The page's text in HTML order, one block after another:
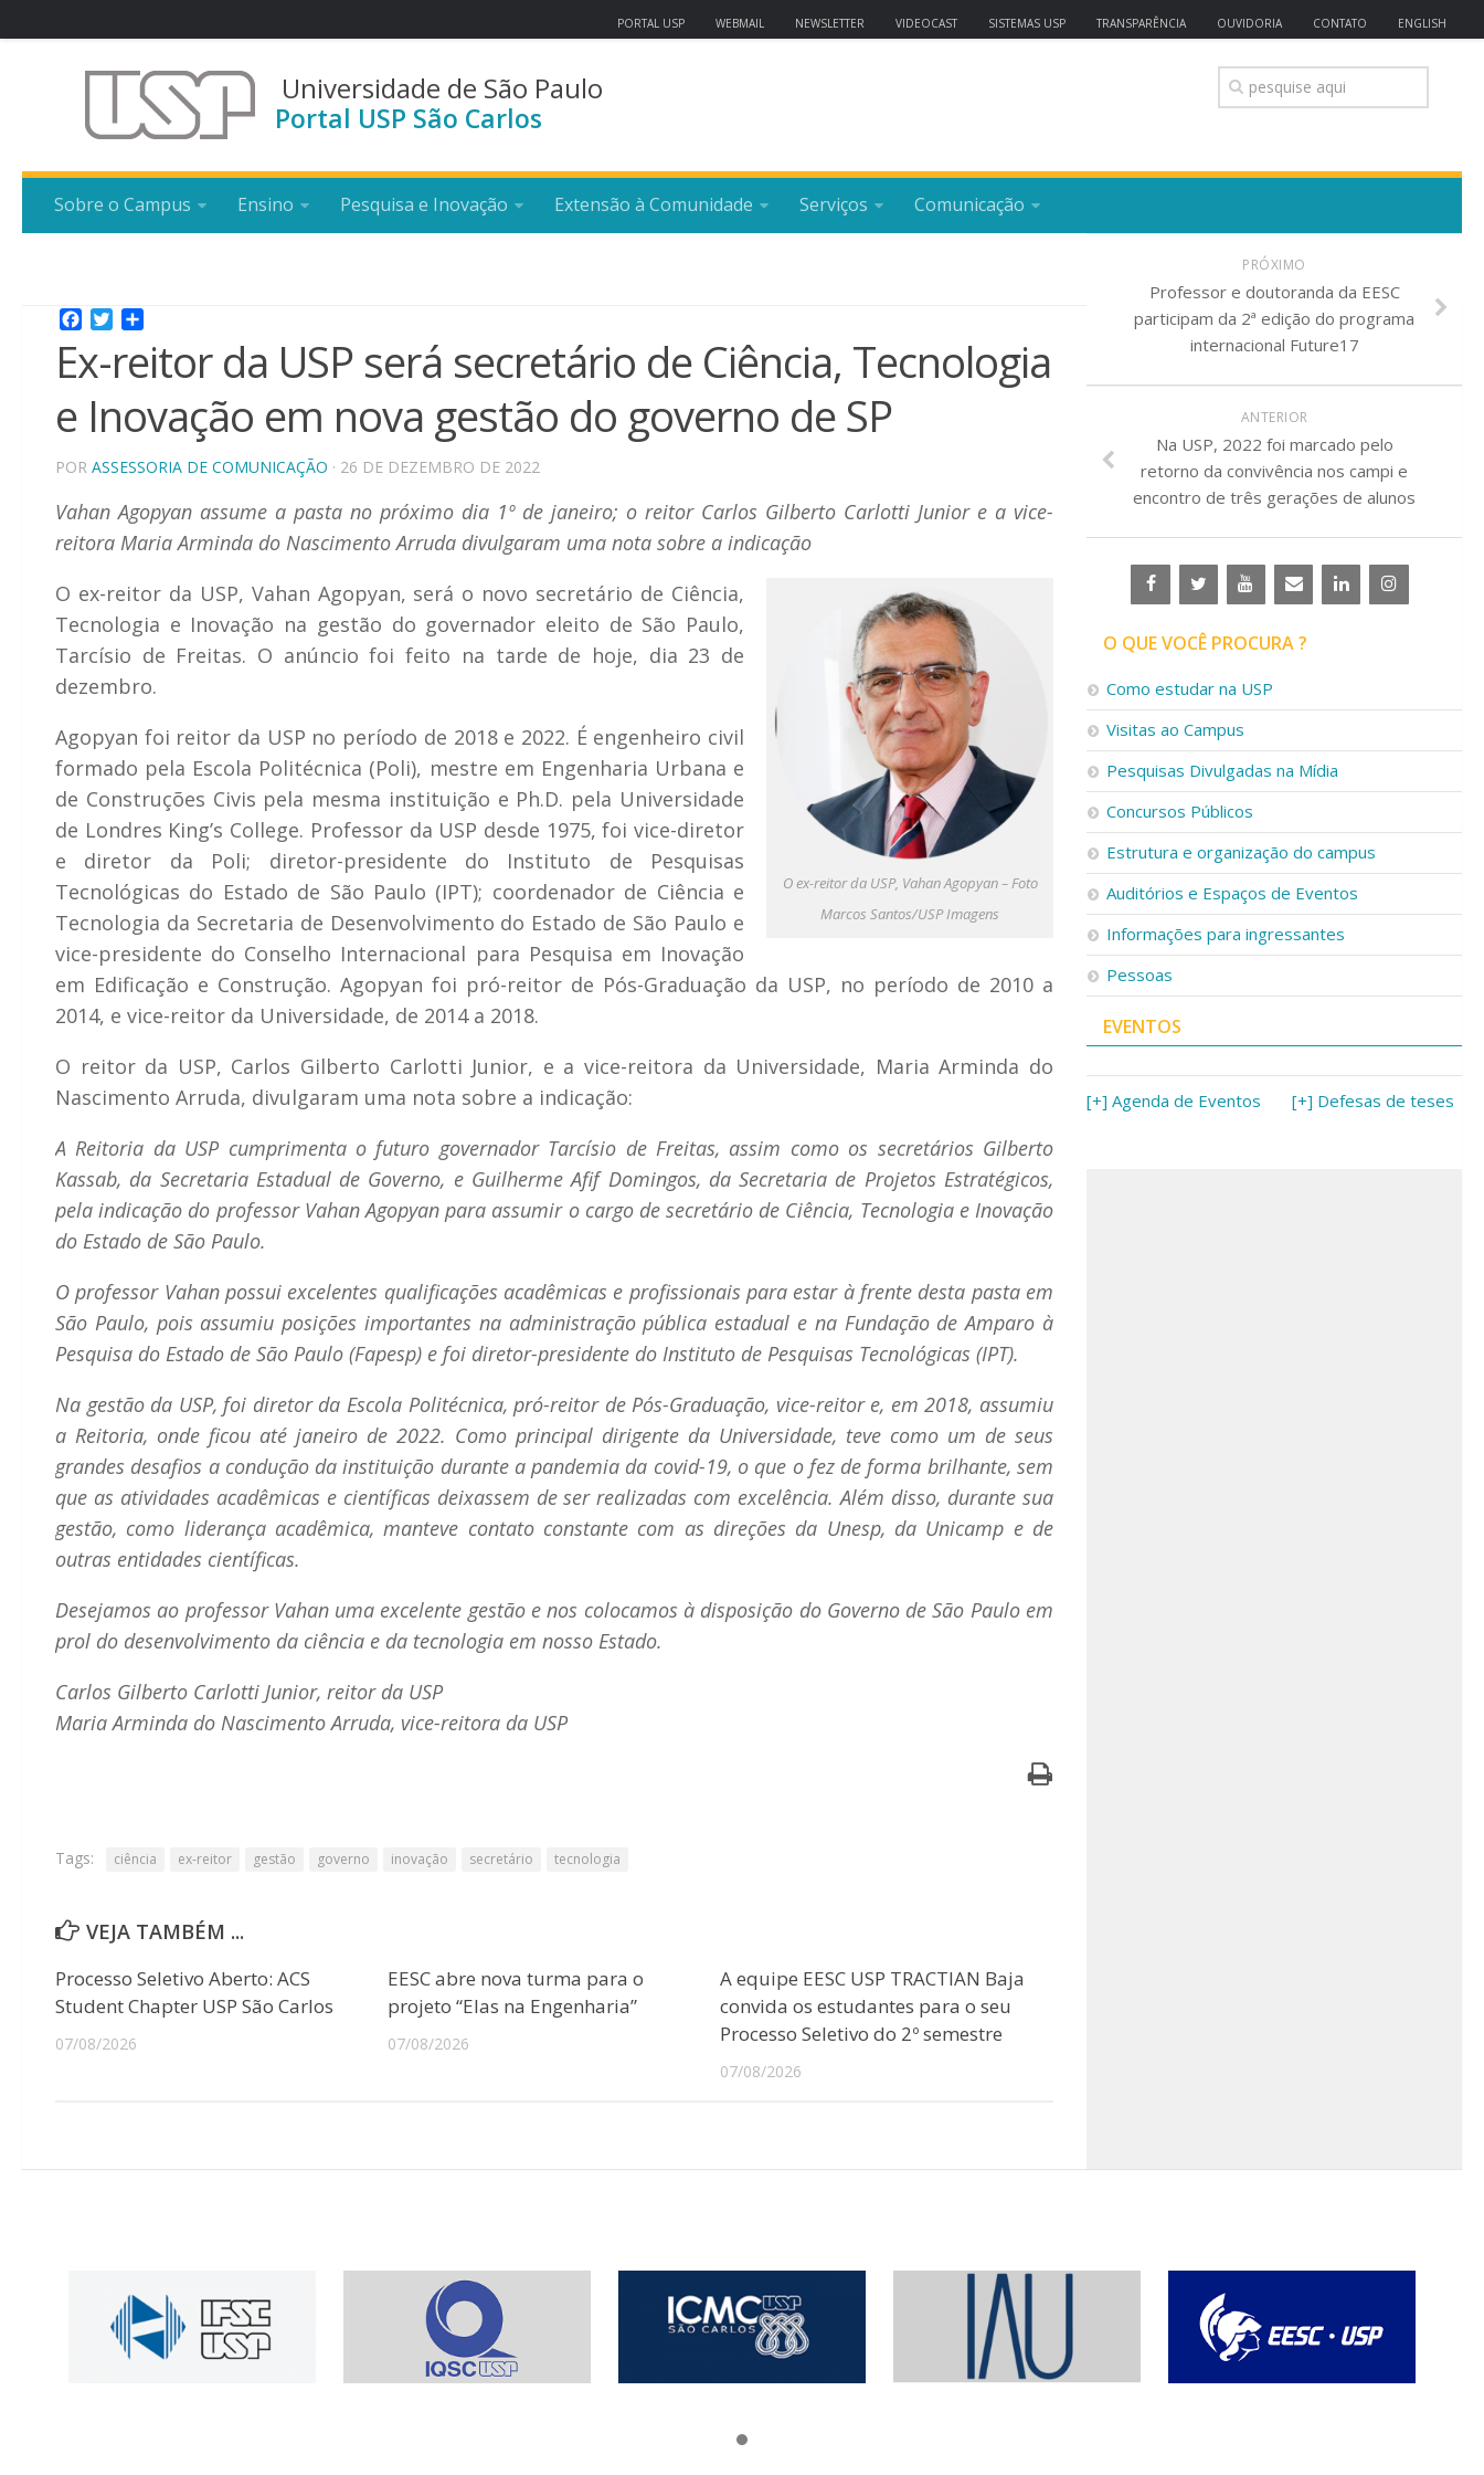
PORTAL USP WEBMAIL NEWSLETTER VIDEOCAST SISTEMAS USP TRANSPARÊNCIA OUVIDORIA CONTATO ENGLISH
Universidade de São Paulo
Portal USP São Carlos
Sobre o Campus Ensino Pesquisa e Inovação Extensão à Comunidade Serviços Comunicação
Facebook
Twitter
Ex-reitor da USP será secretário de Ciência, Tecnologia
e Inovação em nova gestão do governo de SP
POR ASSESSORIA DE COMUNICAÇÃO · 26 DE DEZEMBRO DE 2022
Vahan Agopyan assume a pasta no próximo dia 1º de janeiro; o reitor Carlos Gilberto Carlotti Junior e a vice-
reitora Maria Arminda do Nascimento Arruda divulgaram uma nota sobre a indicação
O ex-reitor da USP, Vahan Agopyan – Foto
Marcos Santos/USP Imagens
O ex-reitor da USP, Vahan Agopyan, será o novo secretário de Ciência,
Tecnologia e Inovação na gestão do governador eleito de São Paulo,
Tarcísio de Freitas. O anúncio foi feito na tarde de hoje, dia 23 de
dezembro.
Agopyan foi reitor da USP no período de 2018 e 2022. É engenheiro civil
formado pela Escola Politécnica (Poli), mestre em Engenharia Urbana e
de Construções Civis pela mesma instituição e Ph.D. pela Universidade
de Londres King’s College. Professor da USP desde 1975, foi vice-diretor
e diretor da Poli; diretor-presidente do Instituto de Pesquisas
Tecnológicas do Estado de São Paulo (IPT); coordenador de Ciência e
Tecnologia da Secretaria de Desenvolvimento do Estado de São Paulo e
vice-presidente do Conselho Internacional para Pesquisa em Inovação
em Edificação e Construção. Agopyan foi pró-reitor de Pós-Graduação da USP, no período de 2010 a
2014, e vice-reitor da Universidade, de 2014 a 2018.
O reitor da USP, Carlos Gilberto Carlotti Junior, e a vice-reitora da Universidade, Maria Arminda do
Nascimento Arruda, divulgaram uma nota sobre a indicação:
A Reitoria da USP cumprimenta o futuro governador Tarcísio de Freitas, assim como os secretários Gilberto
Kassab, da Secretaria Estadual de Governo, e Guilherme Afif Domingos, da Secretaria de Projetos Estratégicos,
pela indicação do professor Vahan Agopyan para assumir o cargo de secretário de Ciência, Tecnologia e Inovação
do Estado de São Paulo.
O professor Vahan possui excelentes qualificações acadêmicas e profissionais para estar à frente desta pasta em
São Paulo, pois assumiu posições importantes na administração pública estadual e na Fundação de Amparo à
Pesquisa do Estado de São Paulo (Fapesp) e foi diretor-presidente do Instituto de Pesquisas Tecnológicas (IPT).
Na gestão da USP, foi diretor da Escola Politécnica, pró-reitor de Pós-Graduação, vice-reitor e, em 2018, assumiu
a Reitoria, onde ficou até janeiro de 2022. Como principal dirigente da Universidade, teve como um de seus
grandes desafios a condução da instituição durante a pandemia da covid-19, o que o fez de forma brilhante, sem
que as atividades acadêmicas e científicas deixassem de ser realizadas com excelência. Além disso, durante sua
gestão, como liderança acadêmica, manteve contato constante com as direções da Unesp, da Unicamp e de
outras entidades científicas.
Desejamos ao professor Vahan uma excelente gestão e nos colocamos à disposição do Governo de São Paulo em
prol do desenvolvimento da ciência e da tecnologia em nosso Estado.
Carlos Gilberto Carlotti Junior, reitor da USP
Maria Arminda do Nascimento Arruda, vice-reitora da USP
Tags: ciência ex-reitor gestão governo inovação secretário tecnologia
VEJA TAMBÉM ...
Processo Seletivo Aberto: ACS
Student Chapter USP São Carlos
07/08/2026
EESC abre nova turma para o
projeto “Elas na Engenharia”
07/08/2026
A equipe EESC USP TRACTIAN Baja
convida os estudantes para o seu
Processo Seletivo do 2º semestre
07/08/2026
PRÓXIMO
Professor e doutoranda da EESC
participam da 2ª edição do programa
internacional Future17
ANTERIOR
Na USP, 2022 foi marcado pelo
retorno da convivência nos campi e
encontro de três gerações de alunos
O QUE VOCÊ PROCURA ?
Como estudar na USP
Visitas ao Campus
Pesquisas Divulgadas na Mídia
Concursos Públicos
Estrutura e organização do campus
Auditórios e Espaços de Eventos
Informações para ingressantes
Pessoas
EVENTOS
[+] Agenda de Eventos [+] Defesas de teses